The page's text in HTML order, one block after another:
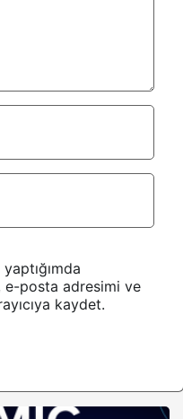
e-posta adresimi ve
kaydet.